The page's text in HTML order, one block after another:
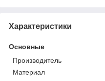
Характеристики
Основные
Производитель
Материал